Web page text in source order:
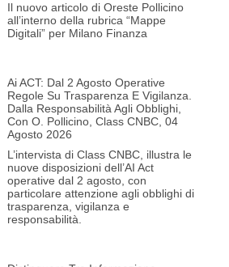
Il nuovo articolo di Oreste Pollicino
all’interno della rubrica “Mappe
Digitali” per Milano Finanza
Ai ACT: Dal 2 Agosto Operative
Regole Su Trasparenza E Vigilanza.
Dalla Responsabilità Agli Obblighi,
Con O. Pollicino, Class CNBC, 04
Agosto 2026
L’intervista di Class CNBC, illustra le
nuove disposizioni dell’AI Act
operative dal 2 agosto, con
particolare attenzione agli obblighi di
trasparenza, vigilanza e
responsabilità.